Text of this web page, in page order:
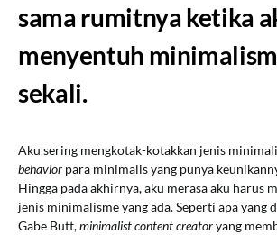
sama rumitnya ketika
menyentuh
sekali.
Aku sering mengkotak-kotakkan jenis
behavior para minimalis yang punya
Hingga pada akhirnya, aku merasa aku harus
jenis minimalisme yang ada. Seperti apa yang
Gabe Butt,minimalist content creatoryang